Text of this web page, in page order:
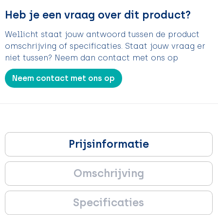
Heb je een vraag over dit product?
Wellicht staat jouw antwoord tussen de product
omschrijving of specificaties. Staat jouw vraag er
niet tussen? Neem dan contact met ons op
Neem contact met ons op
Prijsinformatie
Omschrijving
Specificaties